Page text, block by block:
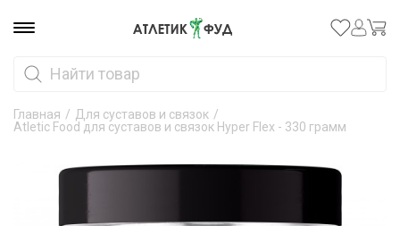
Главная / Для суставов и связок /
Atletic Food для суставов и связок Hyper Flex - 330 грамм